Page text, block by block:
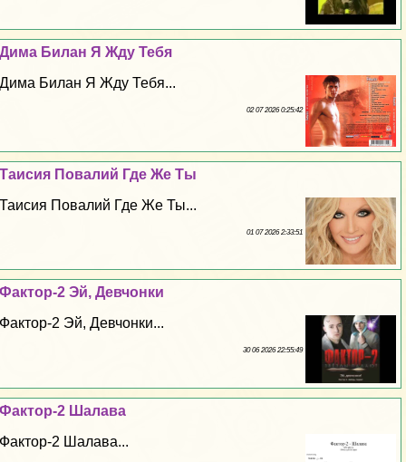
Дима Билан Я Жду Тебя
Дима Билан Я Жду Тебя...
02 07 2026 0:25:42
Таисия Повалий Где Же Ты
Таисия Повалий Где Же Ты...
01 07 2026 2:33:51
Фактор-2 Эй, Девчонки
Фактор-2 Эй, Девчонки...
30 06 2026 22:55:49
Фактор-2 Шалава
Фактор-2 Шалава...